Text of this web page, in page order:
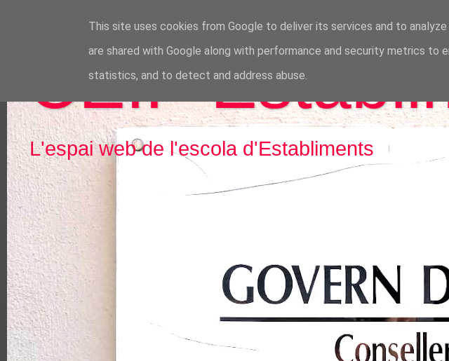
CEIP
L'espai web de l'escola d'Establiments
This site uses cookies from Google to deliver its services and to
are shared with Google along with performance and security metrics to
statistics, and to detect and address abuse.